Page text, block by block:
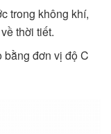
trong không khí,
thời tiết.
đơn vị độ C